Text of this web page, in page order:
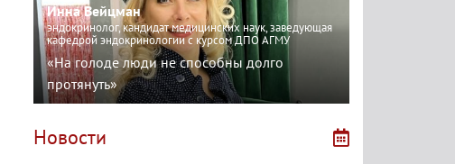
Инна Вейцман
эндокринолог, кандидат медицинских наук, заведующая
кафедрой эндокринологии с курсом ДПО АГМУ
«На голоде люди не способны долго
протянуть»
Новости